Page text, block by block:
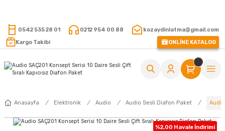
0542 535 28 01 0212 954 00 88
kozaydinlatma@gmail.com
Kargo Takibi
ONLİNE KATALOG
Anasayfa Elektronik Audio Audio Sesli Diafon Paket
%2,00 Havale İndirimi